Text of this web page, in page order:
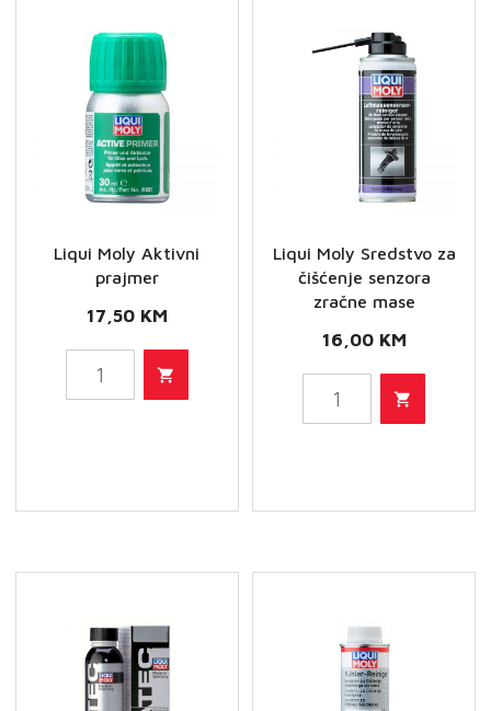
Liqui Moly Aktivni
prajmer
17,50 KM
Liqui
Moly
količina
Liqui Moly Sredstvo za
čišćenje senzora
zračne mase
16,00 KM
Liqui
Moly
količina